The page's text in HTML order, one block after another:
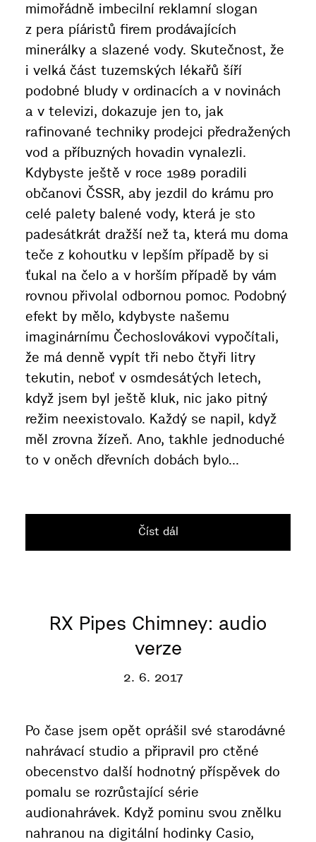
mimořádně imbecilní reklamní slogan
z pera píáristů firem prodávajících
minerálky a slazené vody. Skutečnost, že
i velká část tuzemských lékařů šíří
podobné bludy v ordinacích a v novinách
a v televizi, dokazuje jen to, jak
rafinované techniky prodejci předražených
vod a příbuzných hovadin vynalezli.
Kdybyste ještě v roce 1989 poradili
občanovi ČSSR, aby jezdil do krámu pro
celé palety balené vody, která je sto
padesátkrát dražší než ta, která mu doma
teče z kohoutku v lepším případě by si
ťukal na čelo a v horším případě by vám
rovnou přivolal odbornou pomoc. Podobný
efekt by mělo, kdybyste našemu
imaginárnímu Čechoslovákovi vypočítali,
že má denně vypít tři nebo čtyři litry
tekutin, neboť v osmdesátých letech,
když jsem byl ještě kluk, nic jako pitný
režim neexistovalo. Každý se napil, když
měl zrovna žízeň. Ano, takhle jednoduché
to v oněch dřevních dobách bylo...
Číst dál
RX Pipes Chimney: audio
verze
2. 6. 2017
Po čase jsem opět oprášil své starodávné
nahrávací studio a připravil pro ctěné
obecenstvo další hodnotný příspěvek do
pomalu se rozrůstající série
audionahrávek. Když pominu svou znělku
nahranou na digitální hodinky Casio,